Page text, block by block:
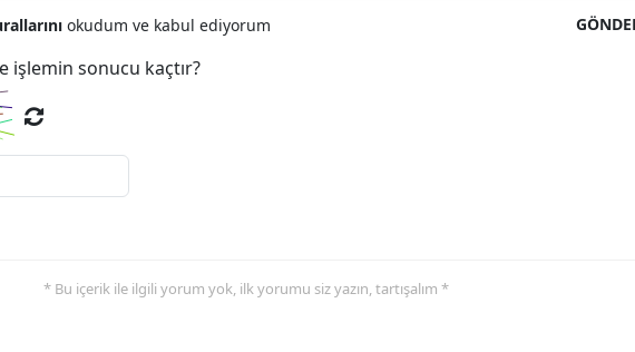
okudum ve kabul ediyorum
işlemin sonucu kaçtır?
* Bu içerik ile ilgili yorum yok, ilk yorumu siz yazın, tartışalım *